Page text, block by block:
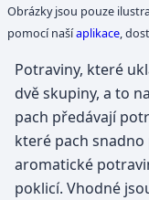
Obrázky jsou pouze
pomocí našíaplikace ,
Potraviny, které
dvě skupiny, a to
pach předávají
které pach
aromatické
poklicí. Vhodné